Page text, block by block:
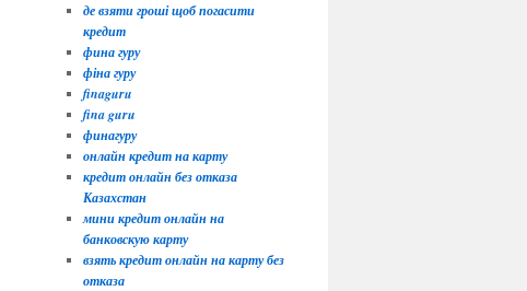
де взяти гроші щоб погасити
кредит
фина гуру
фіна гуру
finaguru
fina guru
финагуру
онлайн кредит на карту
кредит онлайн без отказа
Казахстан
мини кредит онлайн на
банковскую карту
взять кредит онлайн на карту без
отказа